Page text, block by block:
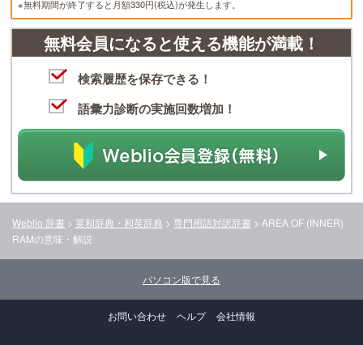
※無料期間が終了すると月額330円(税込)が発生します。
無料会員になると使える機能が満載！
検索履歴を保存できる！
語彙力診断の実施回数増加！
Weblio 辞書 > 英和辞典・和英辞典 > 専門用語対訳辞書 > AREA OF (INNER)
RAMの意味・解説
パソコン版で見る
お問い合わせ ヘルプ 会社情報